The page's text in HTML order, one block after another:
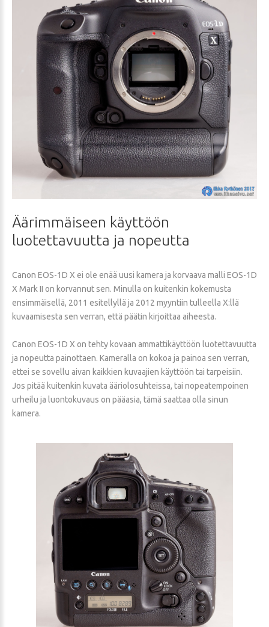
Äärimmäiseen käyttöön
luotettavuutta ja nopeutta
Canon EOS-1D X ei ole enää uusi kamera ja korvaava malli EOS-1D
X Mark II on korvannut sen. Minulla on kuitenkin kokemusta
ensimmäisellä, 2011 esitellyllä ja 2012 myyntiin tulleella X:llä
kuvaamisesta sen verran, että päätin kirjoittaa aiheesta.
Canon EOS-1D X on tehty kovaan ammattikäyttöön luotettavuutta
ja nopeutta painottaen. Kameralla on kokoa ja painoa sen verran,
ettei se sovellu aivan kaikkien kuvaajien käyttöön tai tarpeisiin.
Jos pitää kuitenkin kuvata ääriolosuhteissa, tai nopeatempoinen
urheilu ja luontokuvaus on pääasia, tämä saattaa olla sinun
kamera.